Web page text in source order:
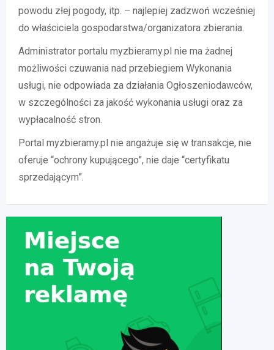
powodu złej pogody, itp. – najlepiej zadzwoń wcześniej
do właściciela gospodarstwa/organizatora zbierania.
Administrator portalu myzbieramy.pl nie ma żadnej
możliwości czuwania nad przebiegiem Wykonania
usługi, nie odpowiada za działania Ogłoszeniodawców,
w szczególności za jakość wykonania usługi oraz za
wypłacalność stron.
Portal myzbieramy.pl nie angażuje się w transakcje, nie
oferuje “ochrony kupującego”, nie daje “certyfikatu
sprzedającym”.